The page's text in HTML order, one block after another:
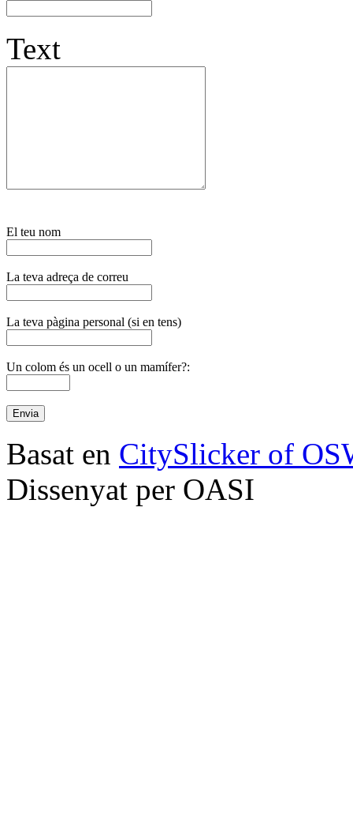
Text
El teu nom
La teva adreça de correu
La teva pàgina personal (si en tens)
Un colom és un ocell o un mamífer?:
Basat en CitySlicker of
Dissenyat per OASI